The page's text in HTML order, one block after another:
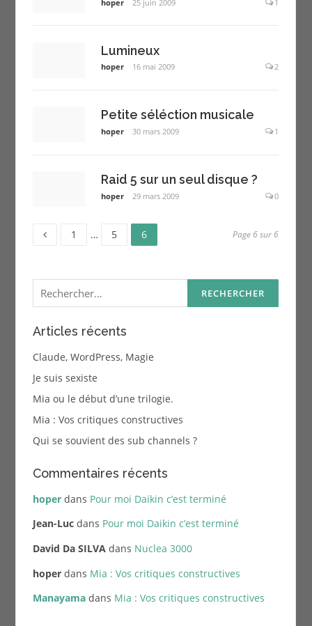
hoper 25 juin 2009 1
Lumineux
hoper 16 mai 2009 2
Petite séléction musicale
hoper 30 mars 2009 1
Raid 5 sur un seul disque ?
hoper 29 mars 2009 0
Pagination
publications
Page
1 … Page
5 Page
6 Page 6 sur 6
Rechercher :
Articles récents
Claude, WordPress, Magie
Je suis sexiste
Mia ou le début d’une trilogie.
Mia : Vos critiques constructives
Qui se souvient des sub channels ?
Commentaires récents
hoperdans Pour moi Daikin c’est terminé
Jean-Lucdans Pour moi Daikin c’est terminé
David Da SILVAdans Nuclea 3000
hoperdans Mia : Vos critiques constructives
Manayamadans Mia : Vos critiques constructives